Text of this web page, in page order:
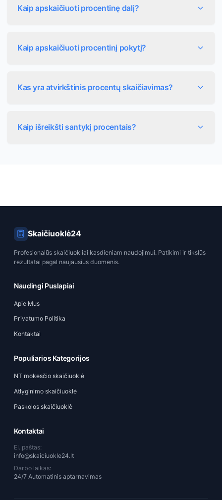
Kaip apskaičiuoti procentinę dalį?
50 × (20 ÷ 100) = 10.
Kaip apskaičiuoti procentinį pokytį?
iš 100. Pavyzdžiui, pokytis nuo 100 iki 120 yra: ((120 -
Kas yra atvirkštinis procentų skaičiavimas?
vertė padidėjo 20% iki 120, pradinė vertė buvo 100.
Kaip išreikšti santykį procentais?
Skaičiuoklė24
Profesionalūs skaičiuokliai kasdieniam naudojimui. Patikimi ir tikslūs
rezultatai pagal naujausius duomenis.
Naudingi Puslapiai
Apie Mus
Privatumo Politika
Kontaktai
Populiarios Kategorijos
NT mokesčio skaičiuoklė
Atlyginimo skaičiuoklė
Paskolos skaičiuoklė
Kontaktai
El. paštas:
info@skaiciuokle24.lt
Darbo laikas:
24/7 Automatinis aptarnavimas